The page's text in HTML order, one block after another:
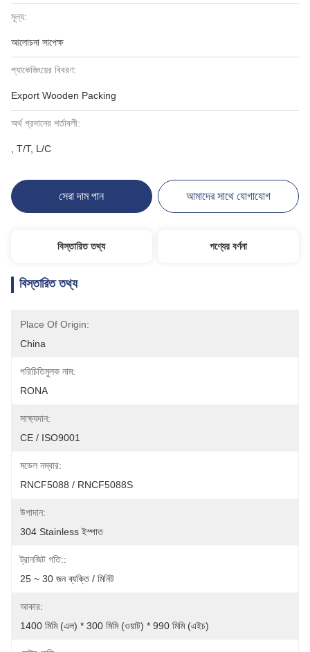
মূল্য:
আলোচনা সাপেক্ষ
প্যাকেজিংয়ের বিবরণ:
Export Wooden Packing
অর্থ প্রদানের শর্তাবলী:
, T/T, L/C
সেরা দাম পান আমাদের সাথে যোগাযোগ
বিস্তারিত তথ্য পণ্যের বর্ণনা
বিস্তারিত তথ্য
Place Of Origin:
China
পরিচিতিমুলক নাম:
RONA
সাক্ষ্যদান:
CE / ISO9001
মডেল নম্বার:
RNCF5088 / RNCF5088S
উপাদান:
304 Stainless ইস্পাত
ট্রানজিট গতি::
25 ~ 30 জন ব্যক্তি / মিনিট
আকার:
1400 মিমি (এল) * 300 মিমি (ওয়াট) * 990 মিমি (এইচ)